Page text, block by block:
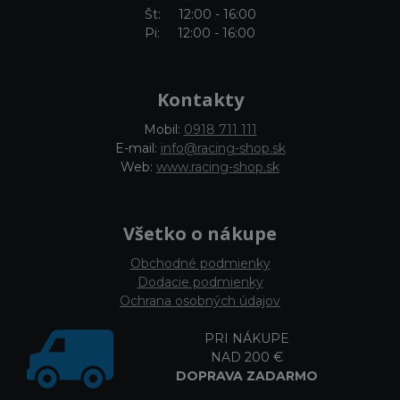
Št: 12:00 - 16:00
Pi: 12:00 - 16:00
Kontakty
Mobil: 0918 711 111
E-mail: info@racing-shop.sk
Web: www.racing-shop.sk
Všetko o nákupe
Obchodné podmienky
Dodacie podmienky
Ochrana osobných údajov
PRI NÁKUPE
NAD 200 €
DOPRAVA ZADARMO